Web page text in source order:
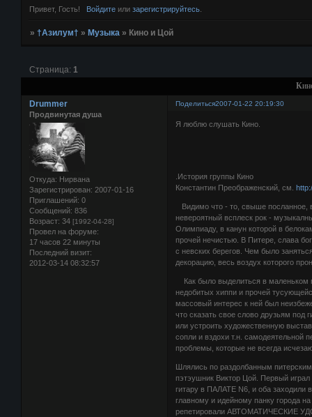
Привет, Гость! Войдитеили зарегистрируйтесь.
»†Азилум† »Музыка » Кино и Цой
Страница: 1
Поделиться2007-01-22 20:19:30
Drummer
Продвинутая душа
Откуда: Нирвана
Зарегистрирован: 2007-01-16
Приглашений: 0
Сообщений: 836
Возраст: 34 [1992-04-28]
Провел на форуме:
17 часов 22 минуты
Последний визит:
2012-03-14 08:32:57
Я люблю слушать Кино.
.История группы Кино
Константин Преображенский, см.
Видимо что - то, свыше посланное,
невероятный всплеск рок -
Олимпиаду, в канун которой в
прочей нечистью. В Питере, слава
с невских берегов. Чем было
декорацию, весь воздух которого
Как было выделиться в маленьком
недобитых хиппи и прочей
массовый интерес к ней был
что сказать свое слово друзьям под
или устроить художественную
сопли и вздохи т.н. самодеятельной
проблемы, которые не всегда
Шлялись по раздолбанным
пэтэушник Виктор Цой. Первый
гитару в ПАЛАТЕ N6, и оба
главному и идейному панку города
репетировали АВТОМАТИЧЕСКИЕ